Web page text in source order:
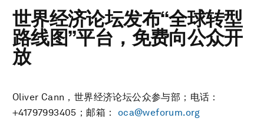
世界经济论坛发布“全球转型
路线图”平台，免费向公众开
放
Oliver Cann，世界经济论坛公众参与部；电话：
+41797993405；邮箱：
oca@weforum.org